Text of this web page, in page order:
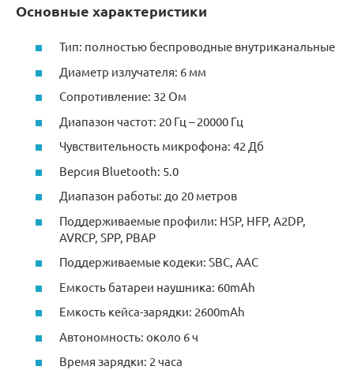
Основные характеристики
Тип: полностью беспроводные внутриканальные
Диаметр излучателя: 6 мм
Сопротивление: 32 Ом
Диапазон частот: 20 Гц – 20000 Гц
Чувствительность микрофона: 42 Дб
Версия Bluetooth: 5.0
Диапазон работы: до 20 метров
Поддерживаемые профили: HSP, HFP, A2DP,
AVRCP, SPP, PBAP
Поддерживаемые кодеки: SBC, AAC
Емкость батареи наушника: 60mAh
Емкость кейса-зарядки: 2600mAh
Автономность: около 6 ч
Время зарядки: 2 часа